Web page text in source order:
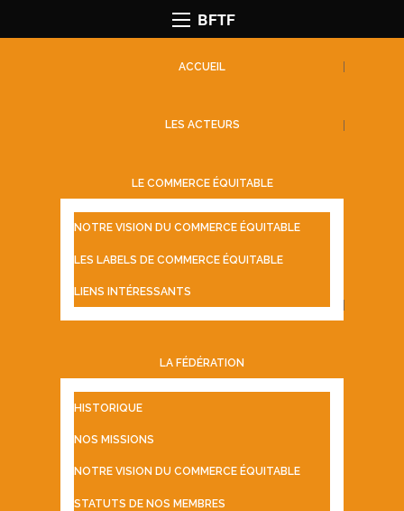
BFTF
ACCUEIL
LES ACTEURS
LE COMMERCE ÉQUITABLE
NOTRE VISION DU COMMERCE ÉQUITABLE
LES LABELS DE COMMERCE ÉQUITABLE
LIENS INTÉRESSANTS
LA FÉDÉRATION
HISTORIQUE
NOS MISSIONS
NOTRE VISION DU COMMERCE ÉQUITABLE
STATUTS DE NOS MEMBRES